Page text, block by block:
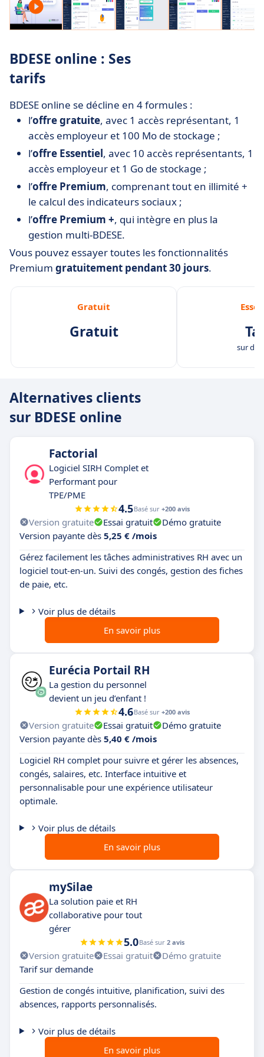
BDESE online : Ses
tarifs
BDESE online se décline en 4 formules :
l’offre gratuite, avec 1 accès représentant, 1
accès employeur et 100 Mo de stockage ;
l’offre Essentiel, avec 10 accès représentants, 1
accès employeur et 1 Go de stockage ;
l’offre Premium, comprenant tout en illimité +
le calcul des indicateurs sociaux ;
l’offre Premium +, qui intègre en plus la
gestion multi-BDESE.
Vous pouvez essayer toutes les fonctionnalités
Premium gratuitement pendant 30 jours.
Gratuit
Gratuit
sur
Alternatives clients
sur BDESE online
Factorial
Logiciel SIRH Complet et
Performant pour
TPE/PME
4.5Basé sur +200 avis
Version gratuite Essai gratuit
Démo gratuite
Version payante dès 5,25 € /mois
Gérez facilement les tâches administratives RH avec un
logiciel tout-en-un. Suivi des congés, gestion des fiches
de paie, etc.
Voir plus de détails
En savoir plus
Eurécia Portail RH
La gestion du personnel
devient un jeu d’enfant !
4.6Basé sur +200 avis
Version gratuite Essai gratuit
Démo gratuite
Version payante dès 5,40 € /mois
Logiciel RH complet pour suivre et gérer les absences,
congés, salaires, etc. Interface intuitive et
personnalisable pour une expérience utilisateur
optimale.
Voir plus de détails
En savoir plus
mySilae
La solution paie et RH
collaborative pour tout
gérer
5.0Basé sur 2 avis
Version gratuite Essai gratuit
Démo gratuite
Tarif sur demande
Gestion de congés intuitive, planification, suivi des
absences, rapports personnalisés.
Voir plus de détails
En savoir plus